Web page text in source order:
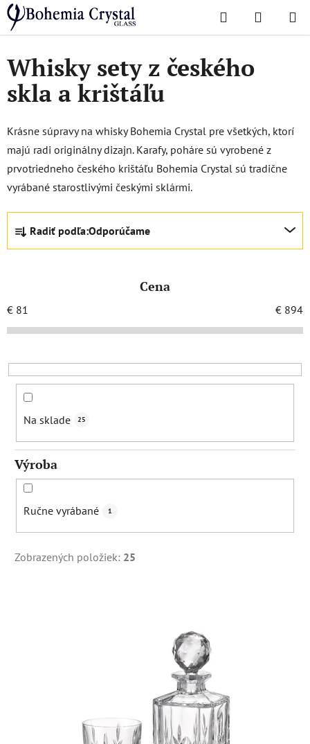
Prejsť
na
obsah
Hľadať
KOŠÍK
Domov
/ Sety Whisky sety
Whisky sety z českého
skla a krištáľu
Krásne súpravy na whisky Bohemia Crystal pre všetkých, ktorí
majú radi originálny dizajn. Karafy, poháre sú vyrobené z
prvotriedneho českého krištáľu Bohemia Crystal sú tradične
vyrábané starostlivými českými sklármi.
R
d
i
e
r
o
Radiť podľa:Odporúčame
Cena
€ 81 € 894
Na sklade 25
Výroba
Ručne vyrábané 1
Zobrazených položiek: 25